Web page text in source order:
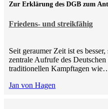
Friedens- und streikfähig
Zur Erklärung des DGB zum
Seit geraumer Zeit ist es
zentrale Aufrufe des
traditionellen Kampftagen
Jan von Hagen